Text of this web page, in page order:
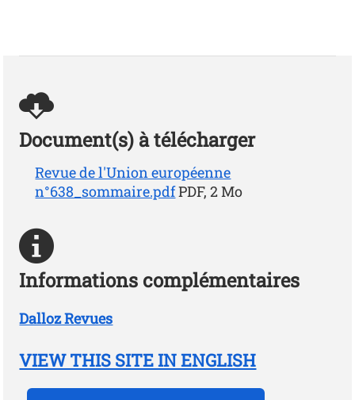
Document(s) à télécharger
Revue de l'Union européenne
n°638_sommaire.pdfPDF, 2 Mo
Informations complémentaires
Dalloz Revues
VIEW THIS SITE IN ENGLISH